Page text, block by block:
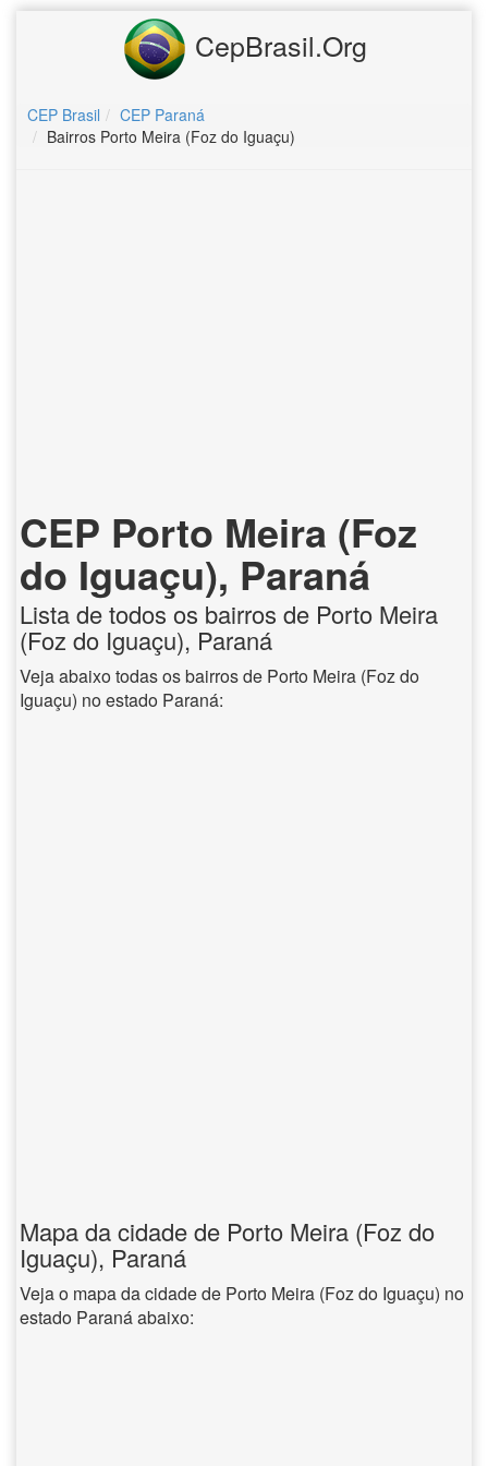
CepBrasil.Org
CEP Brasil
CEP Paraná
Bairros Porto Meira (Foz do Iguaçu)
CEP Porto Meira (Foz
do Iguaçu), Paraná
Lista de todos os bairros de Porto Meira
(Foz do Iguaçu), Paraná
Veja abaixo todas os bairros de Porto Meira (Foz do
Iguaçu) no estado Paraná:
Mapa da cidade de Porto Meira (Foz do
Iguaçu), Paraná
Veja o mapa da cidade de Porto Meira (Foz do Iguaçu) no
estado Paraná abaixo: